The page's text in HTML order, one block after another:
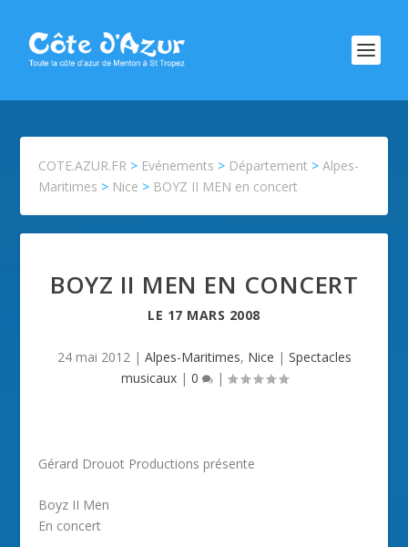
COTE.AZUR.FR > Evénements > Département >Alpes-
Maritimes > Nice > BOYZ II MEN en concert
BOYZ II MEN EN CONCERT
LE 17 MARS 2008
24 mai 2012| Alpes-Maritimes, Nice | Spectacles
musicaux| 0 |
Gérard Drouot Productions présente
Boyz II Men
En concert